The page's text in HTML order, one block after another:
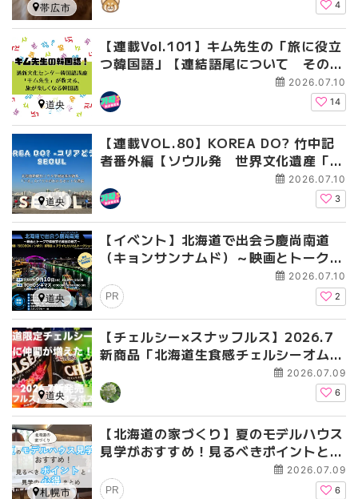
4
帯広市
【連載Vol.101】キム先生の「旅に役立
つ韓国語」【連結語尾について その
2026.07.10
14
道央
【連載VOL.80】KOREA DO? 竹中記
者番外編【ソウル発 世界文化遺産「河
回村（ハフェマウル）」へ】
2026.07.10
3
道央
【イベント】北海道で出会う慶尚南道
（キョンサンナムド）～映画とトークで
体感する韓国の魅力【参加募集】2026.07.10
PR 2
道央
【チェルシー×スナッフルス】2026.7
新商品「北海道生食感チェルシーオムレ
ット」｜期間限定・北海道土産2026.07.09
6
道央
【北海道の家づくり】夏のモデルハウス
見学がおすすめ！見るべきポイントと見
2026.07.09
PR 6
札幌市